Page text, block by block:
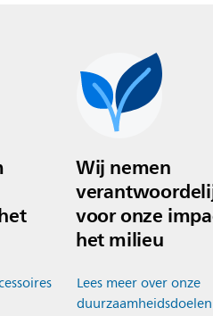
Wij nemen
voor onze
het milieu
Lees meer over onze
duurzaamheidsdoelen